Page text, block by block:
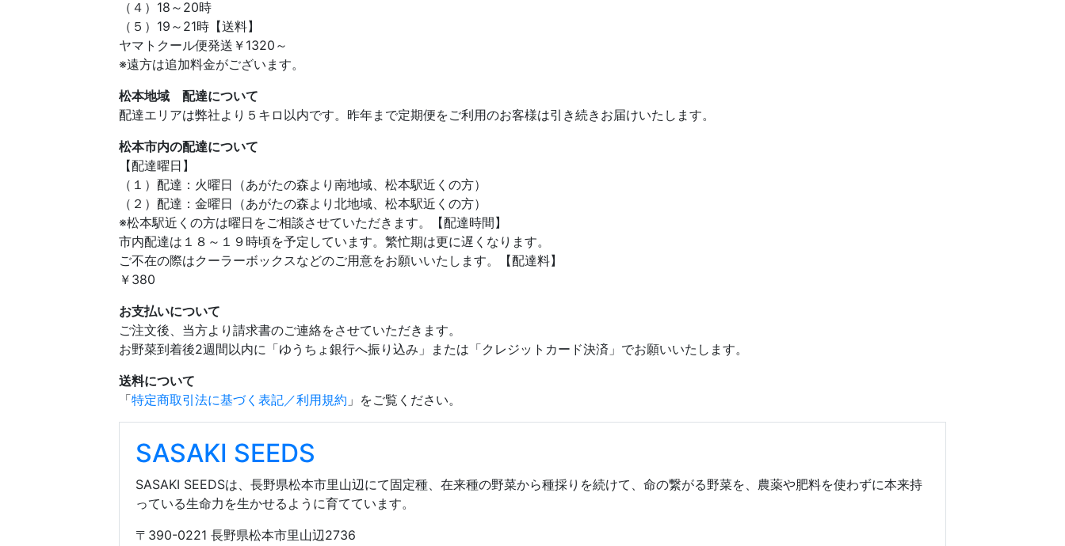
（４）18～20時
（５）19～21時【送料】
ヤマトクール便発送￥1320～
※遠方は追加料金がございます。
松本地域 配達について
配達エリアは弊社より５キロ以内です。昨年まで定期便をご利用のお客様は引き続きお届けいたします。
松本市内の配達について
【配達曜日】
（１）配達：火曜日（あがたの森より南地域、松本駅近くの方）
（２）配達：金曜日（あがたの森より北地域、松本駅近くの方）
※松本駅近くの方は曜日をご相談させていただきます。【配達時間】
市内配達は１８～１９時頃を予定しています。繁忙期は更に遅くなります。
ご不在の際はクーラーボックスなどのご用意をお願いいたします。【配達料】
￥380
お支払いについて
ご注文後、当方より請求書のご連絡をさせていただきます。
お野菜到着後2週間以内に「ゆうちょ銀行へ振り込み」または「クレジットカード決済」でお願いいたします。
送料について
「特定商取引法に基づく表記／利用規約 」をご覧ください。
SASAKI SEEDS
SASAKI SEEDSは、長野県松本市里山辺にて固定種、在来種の野菜から種採りを続けて、命の繋がる野菜を、農薬や肥料を使わずに本来持
っている生命力を生かせるように育てています。
〒390-0221 長野県松本市里山辺2736